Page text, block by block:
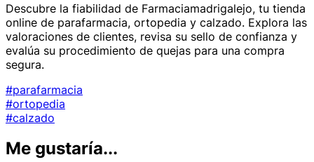
Descubre la fiabilidad de Farmaciamadrigalejo, tu tienda
online de parafarmacia, ortopedia y calzado. Explora las
valoraciones de clientes, revisa su sello de confianza y
evalúa su procedimiento de quejas para una compra
segura.
#parafarmacia
#ortopedia
#calzado
Me gustaría...